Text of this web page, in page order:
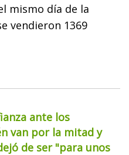
mismo día de la
vendieron 1369
ante los
van por la mitad y
de ser "para unos